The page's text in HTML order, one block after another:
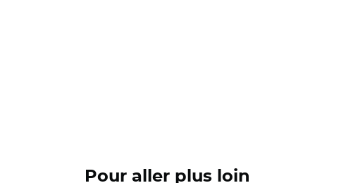
Pour aller plus loin